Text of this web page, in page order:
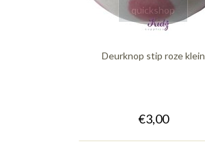
quickshop
Deurknop stip roze klein
€3,00